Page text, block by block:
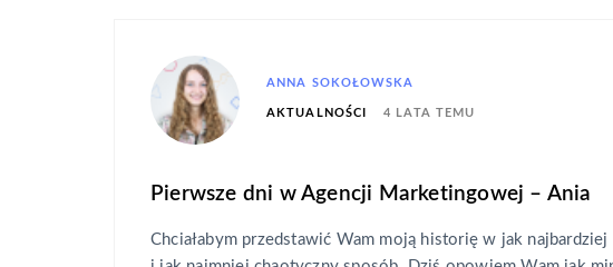
ANNA SOKOŁOWSKA
AKTUALNOŚCI 4 LATA TEMU
Pierwsze dni w Agencji Marketingowej – Ania
Chciałabym przedstawić Wam moją historię w jak